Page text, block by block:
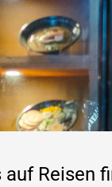
auf Reisen